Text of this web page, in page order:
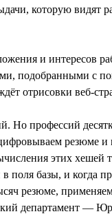
которую видят
и интересов
подобранными с
отрисовки веб-
профессий
резюме и
этих
базы, и когда
резюме,
департамент —